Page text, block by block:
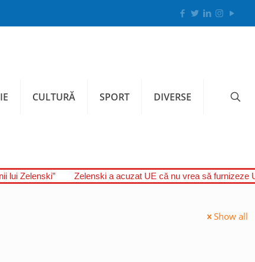
CULTURĂ SPORT DIVERSE
lui Zelenski” Zelenski a acuzat UE că nu vrea să furnizeze
Show all